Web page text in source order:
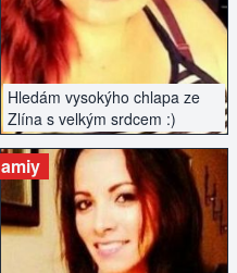
Hledám vysokýho chlapa ze
Zlína s velkým srdcem :)
amiy